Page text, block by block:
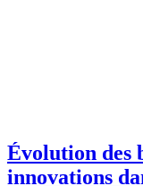
Évolution des
innovations